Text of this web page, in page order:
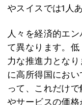
やスイスでは1人
人々を経済的エ
て異なります。
力な推進力とな
に高所得国にお
って、これだけ
やサービスの価